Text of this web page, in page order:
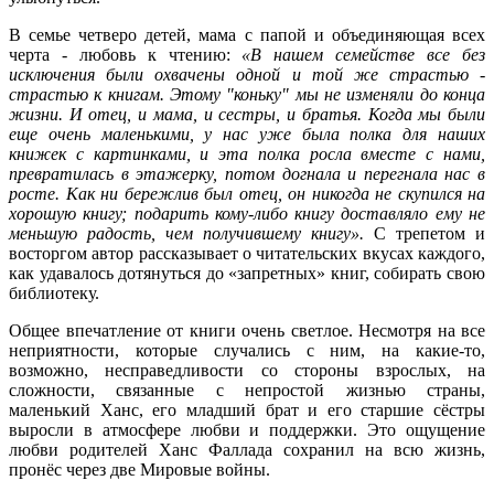
В семье четверо детей, мама с папой и объединяющая всех
черта - любовь к чтению: «В нашем семействе все без
исключения были охвачены одной и той же страстью -
страстью к книгам. Этому "коньку" мы не изменяли до конца
жизни. И отец, и мама, и сестры, и братья. Когда мы были
еще очень маленькими, у нас уже была полка для наших
книжек с картинками, и эта полка росла вместе с нами,
превратилась в этажерку, потом догнала и перегнала нас в
росте. Как ни бережлив был отец, он никогда не скупился на
хорошую книгу; подарить кому-либо книгу доставляло ему не
меньшую радость, чем получившему книгу». С трепетом и
восторгом автор рассказывает о читательских вкусах каждого,
как удавалось дотянуться до «запретных» книг, собирать свою
библиотеку.
Общее впечатление от книги очень светлое. Несмотря на все
неприятности, которые случались с ним, на какие-то,
возможно, несправедливости со стороны взрослых, на
сложности, связанные с непростой жизнью страны,
маленький Ханс, его младший брат и его старшие сёстры
выросли в атмосфере любви и поддержки. Это ощущение
любви родителей Ханс Фаллада сохранил на всю жизнь,
пронёс через две Мировые войны.